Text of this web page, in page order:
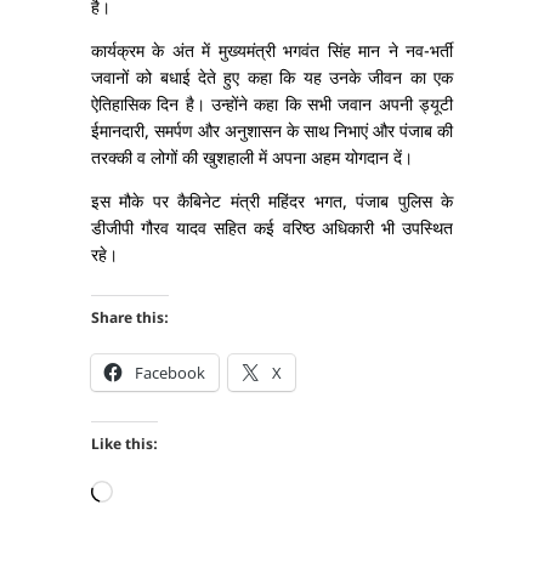
है।
कार्यक्रम के अंत में मुख्यमंत्री भगवंत सिंह मान ने नव-भर्ती
जवानों को बधाई देते हुए कहा कि यह उनके जीवन का एक
ऐतिहासिक दिन है। उन्होंने कहा कि सभी जवान अपनी ड्यूटी
ईमानदारी, समर्पण और अनुशासन के साथ निभाएं और पंजाब की
तरक्की व लोगों की खुशहाली में अपना अहम योगदान दें।
इस मौके पर कैबिनेट मंत्री महिंदर भगत, पंजाब पुलिस के
डीजीपी गौरव यादव सहित कई वरिष्ठ अधिकारी भी उपस्थित
रहे।
Share this:
Facebook X
Like this:
Loading…